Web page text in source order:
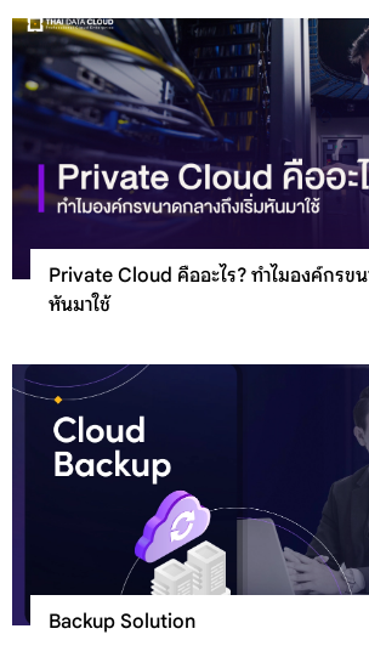
Private Cloud คืออะไร? ทำไมองค์กรขน
หันมาใช้
Backup Solution